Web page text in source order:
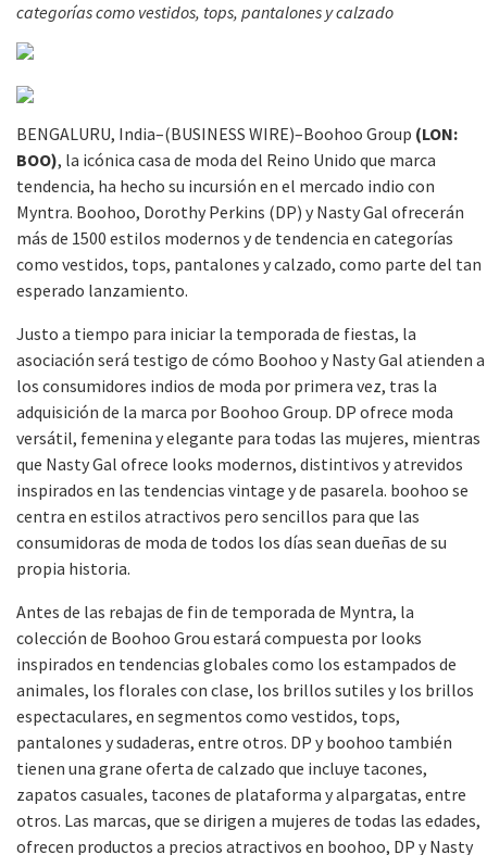
categorías como vestidos, tops, pantalones y calzado
BENGALURU, India–(BUSINESS WIRE)–Boohoo Group (LON:
BOO), la icónica casa de moda del Reino Unido que marca
tendencia, ha hecho su incursión en el mercado indio con
Myntra. Boohoo, Dorothy Perkins (DP) y Nasty Gal ofrecerán
más de 1500 estilos modernos y de tendencia en categorías
como vestidos, tops, pantalones y calzado, como parte del tan
esperado lanzamiento.
Justo a tiempo para iniciar la temporada de fiestas, la
asociación será testigo de cómo Boohoo y Nasty Gal atienden a
los consumidores indios de moda por primera vez, tras la
adquisición de la marca por Boohoo Group. DP ofrece moda
versátil, femenina y elegante para todas las mujeres, mientras
que Nasty Gal ofrece looks modernos, distintivos y atrevidos
inspirados en las tendencias vintage y de pasarela. boohoo se
centra en estilos atractivos pero sencillos para que las
consumidoras de moda de todos los días sean dueñas de su
propia historia.
Antes de las rebajas de fin de temporada de Myntra, la
colección de Boohoo Grou estará compuesta por looks
inspirados en tendencias globales como los estampados de
animales, los florales con clase, los brillos sutiles y los brillos
espectaculares, en segmentos como vestidos, tops,
pantalones y sudaderas, entre otros. DP y boohoo también
tienen una grane oferta de calzado que incluye tacones,
zapatos casuales, tacones de plataforma y alpargatas, entre
otros. Las marcas, que se dirigen a mujeres de todas las edades,
ofrecen productos a precios atractivos en boohoo, DP y Nasty